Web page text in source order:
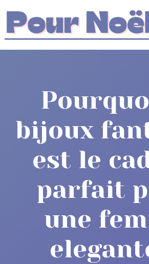
bijoux
est le
parfait
une